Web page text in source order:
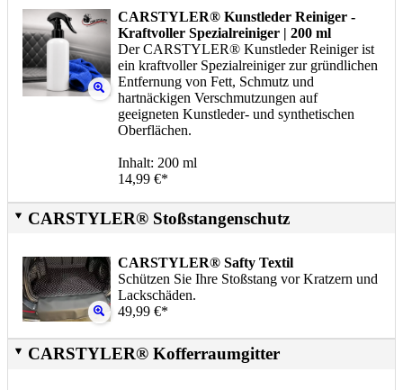
CARSTYLER® Kunstleder Reiniger -
Kraftvoller Spezialreiniger | 200 ml
Der CARSTYLER® Kunstleder Reiniger ist
ein kraftvoller Spezialreiniger zur gründlichen
Entfernung von Fett, Schmutz und
hartnäckigen Verschmutzungen auf
geeigneten Kunstleder- und synthetischen
Oberflächen.
Inhalt: 200 ml
14,99 €*
CARSTYLER® Stoßstangenschutz
CARSTYLER® Safty Textil
Schützen Sie Ihre Stoßstang vor Kratzern und
Lackschäden.
49,99 €*
CARSTYLER® Kofferraumgitter